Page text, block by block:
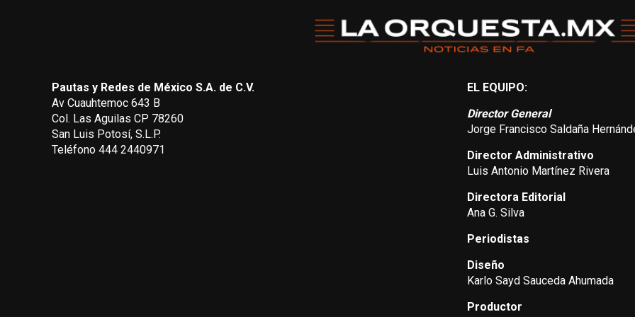
Pautas y Redes de México S.A. de C.V.
Av Cuauhtemoc 643 B
Col. Las Aguilas CP 78260
San Luis Potosí, S.L.P.
Teléfono 444 2440971
EL EQUIPO:
Director General
Jorge Francisco Saldaña
Director Administrativo
Luis Antonio Martínez Rivera
Directora Editorial
Ana G. Silva
Periodistas
Diseño
Karlo Sayd Sauceda Ahumada
Productor